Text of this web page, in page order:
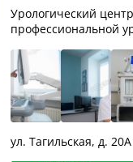
Урологический
профессиональной
ул. Тагильская, д. 20А